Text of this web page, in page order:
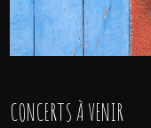
CONCERTS À VENIR